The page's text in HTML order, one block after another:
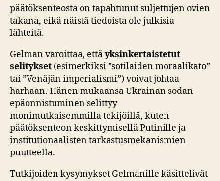
päätöksenteosta on tapahtunut suljettujen ovien
takana, eikä näistä tiedoista ole julkisia
lähteitä.
Gelman varoittaa, ettäyksinkertaistetut
selitykset (esimerkiksi ”sotilaiden moraalikato”
tai ”Venäjän imperialismi”) voivat johtaa
harhaan. Hänen mukaansa Ukrainan sodan
epäonnistuminen selittyy
monimutkaisemmilla tekijöillä, kuten
päätöksenteon keskittymisellä Putinille ja
institutionaalisten tarkastusmekanismien
puutteella.
Tutkijoiden kysymykset Gelmanille käsittelivät